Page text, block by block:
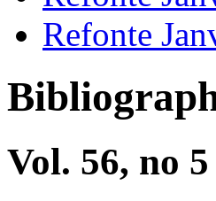
Refonte
Vol. 56, no